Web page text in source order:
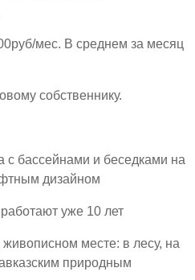
мес. В среднем за месяц
собственнику.
бассейнами и беседками на
дизайном
уже 10 лет
месте: в лесу, на
природным